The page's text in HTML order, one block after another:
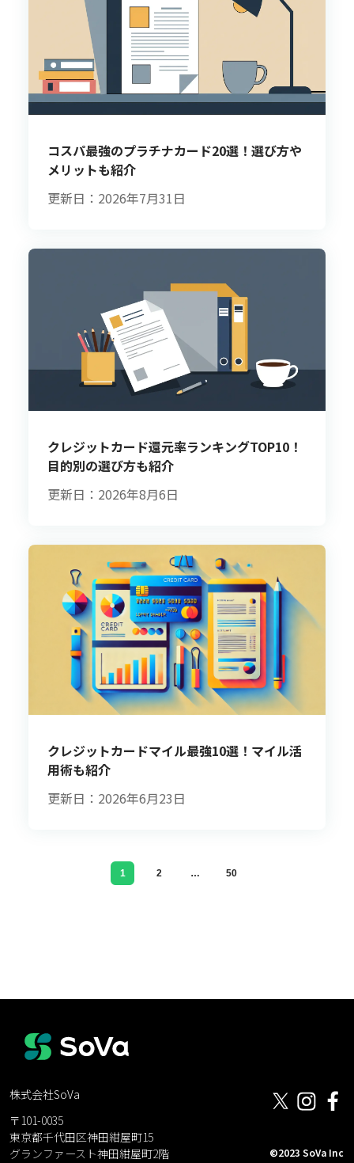
コスパ最強のプラチナカード20選！選び方や
メリットも紹介
更新日：2026年7月31日
クレジットカード還元率ランキングTOP10！
目的別の選び方も紹介
更新日：2026年8月6日
クレジットカードマイル最強10選！マイル活
用術も紹介
更新日：2026年6月23日
1 2 … 50
株式会社SoVa
〒101-0035
東京都千代田区神田紺屋町15
グランファースト神田紺屋町2階
©2023 SoVa Inc